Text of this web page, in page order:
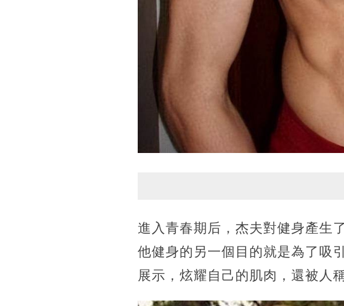
進入青春期后，杰夫對健身產生
他健身的另一個目的就是為了吸
展示，炫耀自己的肌肉，還被人